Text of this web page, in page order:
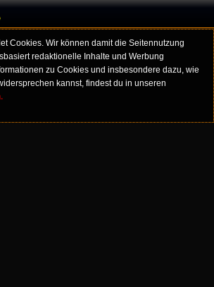
Cookies. Wir können damit die Seitennutzung
redaktionelle Inhalte und Werbung
zu Cookies und insbesondere dazu, wie
kannst, findest du in unseren